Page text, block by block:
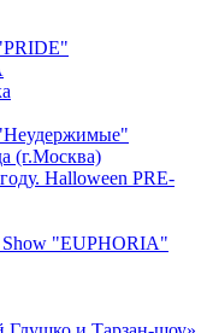
(г.Москва)
Halloween PRE-
Show "EUPHORIA"